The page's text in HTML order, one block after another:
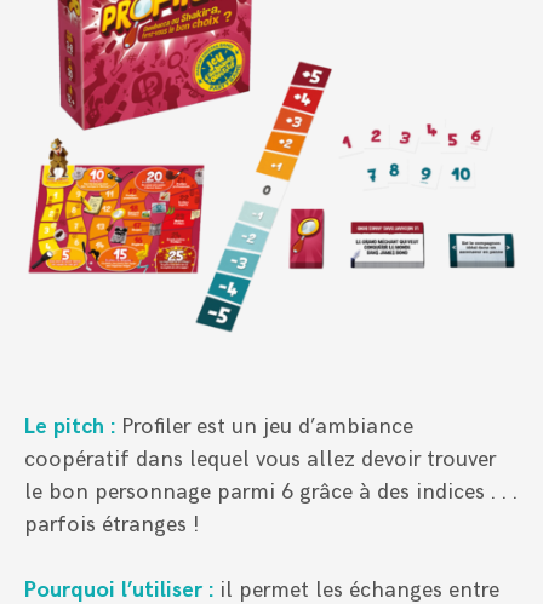
Le pitch : Profiler est un jeu d’ambiance
coopératif dans lequel vous allez devoir trouver
le bon personnage parmi 6 grâce à des indices . . .
parfois étranges !
Pourquoi l’utiliser : il permet les échanges entre